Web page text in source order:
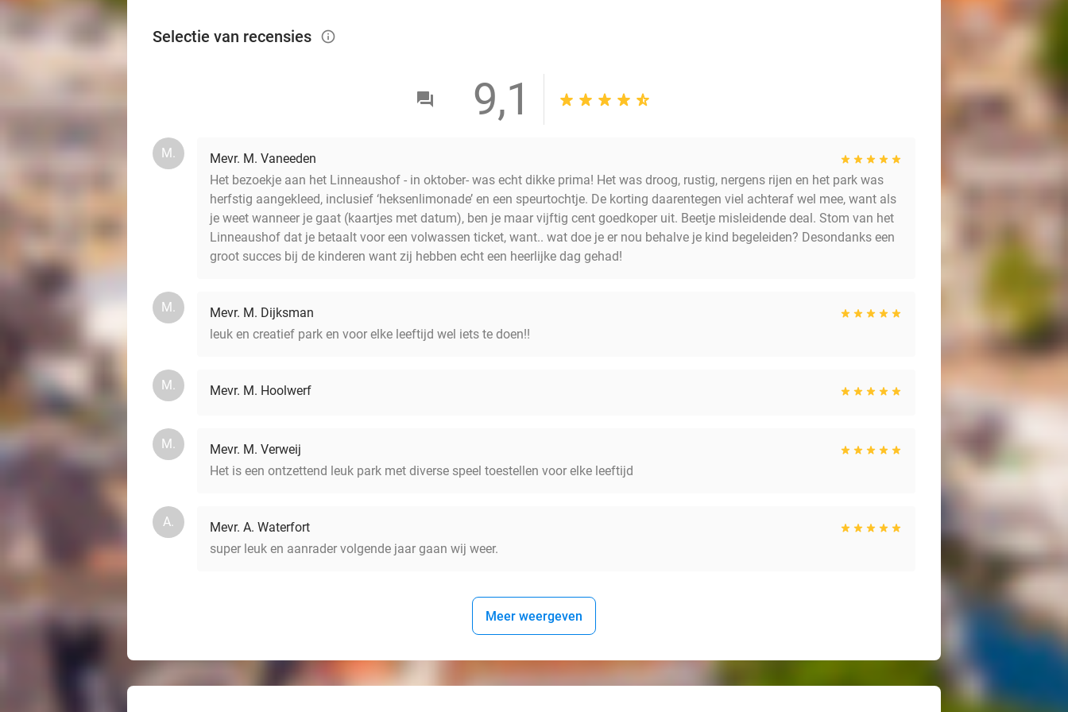
sproeiers. Een leuk uitje voor het gezin!
Selectie van recensies info_outlined
9,1
M.
Mevr. M. Vaneeden
Het bezoekje aan het Linneaushof - in oktober- was echt dikke prima! Het was droog, rustig, nergens rijen en het park was
herfstig aangekleed, inclusief ‘heksenlimonade’ en een speurtochtje. De korting daarentegen viel achteraf wel mee, want als
je weet wanneer je gaat (kaartjes met datum), ben je maar vijftig cent goedkoper uit. Beetje misleidende deal. Stom van het
Linneaushof dat je betaalt voor een volwassen ticket, want.. wat doe je er nou behalve je kind begeleiden? Desondanks een
groot succes bij de kinderen want zij hebben echt een heerlijke dag gehad!
M.
Mevr. M. Dijksman
leuk en creatief park en voor elke leeftijd wel iets te doen!!
M. Mevr. M. Hoolwerf
M.
Mevr. M. Verweij
Het is een ontzettend leuk park met diverse speel toestellen voor elke leeftijd
A.
Mevr. A. Waterfort
super leuk en aanrader volgende jaar gaan wij weer.
Meer weergeven